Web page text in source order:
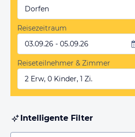
Dorfen
Reisezeitraum
03.09.26 - 05.09.26
Reiseteilnehmer & Zimmer
2 Erw, 0 Kinder, 1 Zi.
Intelligente Filter